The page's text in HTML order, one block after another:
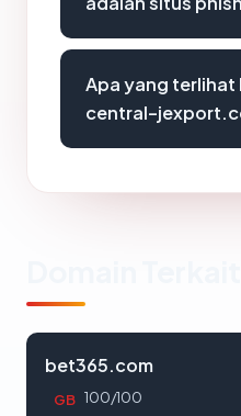
Apa yang
central-
bet365.com
GB 100/100